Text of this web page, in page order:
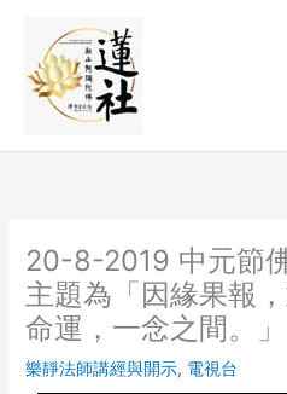
content
20-8-2019 中元節
主題為「因緣果報
命運，一念之間。」
樂靜法師講經與開示, 電視台